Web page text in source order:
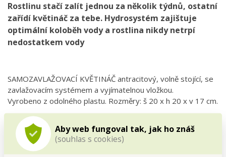
Aby web fungoval tak, jak ho znáš
(souhlas s cookies)
Rostlinu stačí zalít jednou za několik týdnů, ostatní
zařídí květináč za tebe. Hydrosystém zajištuje
optimální koloběh vody a rostlina nikdy netrpí
nedostatkem vody
SAMOZAVLAŽOVACÍ KVĚTINÁČ antracitový, volně stojící, se
zavlažovacím systémem a vyjímatelnou vložkou.
Vyrobeno z odolného plastu. Rozměry: š 20 x h 20 x v 17 cm.